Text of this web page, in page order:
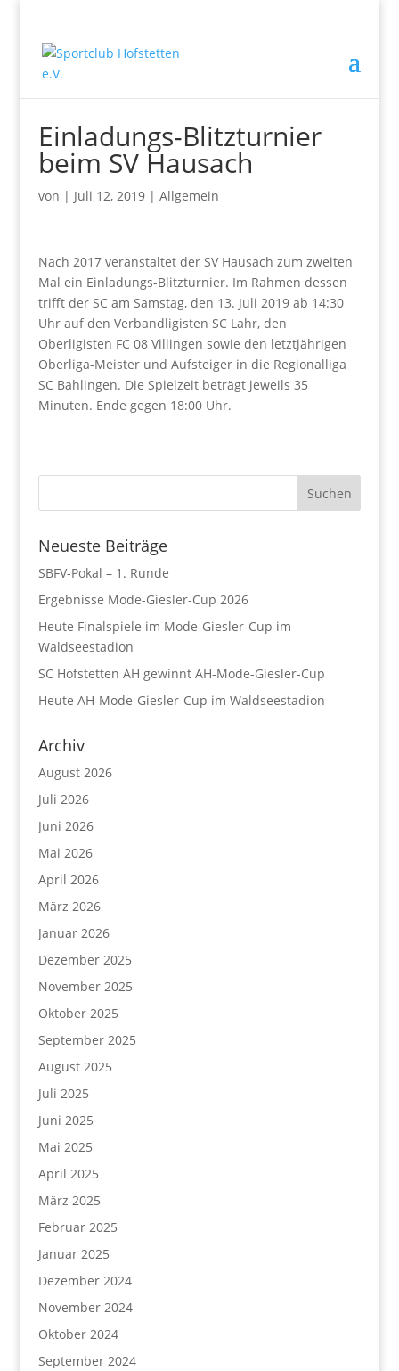
Einladungs-Blitzturnier
beim SV Hausach
von | Juli 12, 2019| Allgemein
Nach 2017 veranstaltet der SV Hausach zum zweiten
Mal ein Einladungs-Blitzturnier. Im Rahmen dessen
trifft der SC am Samstag, den 13. Juli 2019 ab 14:30
Uhr auf den Verbandligisten SC Lahr, den
Oberligisten FC 08 Villingen sowie den letztjährigen
Oberliga-Meister und Aufsteiger in die Regionalliga
SC Bahlingen. Die Spielzeit beträgt jeweils 35
Minuten. Ende gegen 18:00 Uhr.
Neueste Beiträge
SBFV-Pokal – 1. Runde
Ergebnisse Mode-Giesler-Cup 2026
Heute Finalspiele im Mode-Giesler-Cup im
Waldseestadion
SC Hofstetten AH gewinnt AH-Mode-Giesler-Cup
Heute AH-Mode-Giesler-Cup im Waldseestadion
Archiv
August 2026
Juli 2026
Juni 2026
Mai 2026
April 2026
März 2026
Januar 2026
Dezember 2025
November 2025
Oktober 2025
September 2025
August 2025
Juli 2025
Juni 2025
Mai 2025
April 2025
März 2025
Februar 2025
Januar 2025
Dezember 2024
November 2024
Oktober 2024
September 2024